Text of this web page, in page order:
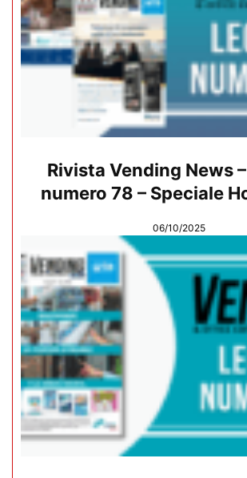
Rivista Vending News
numero 78 – Speciale
06/10/2025